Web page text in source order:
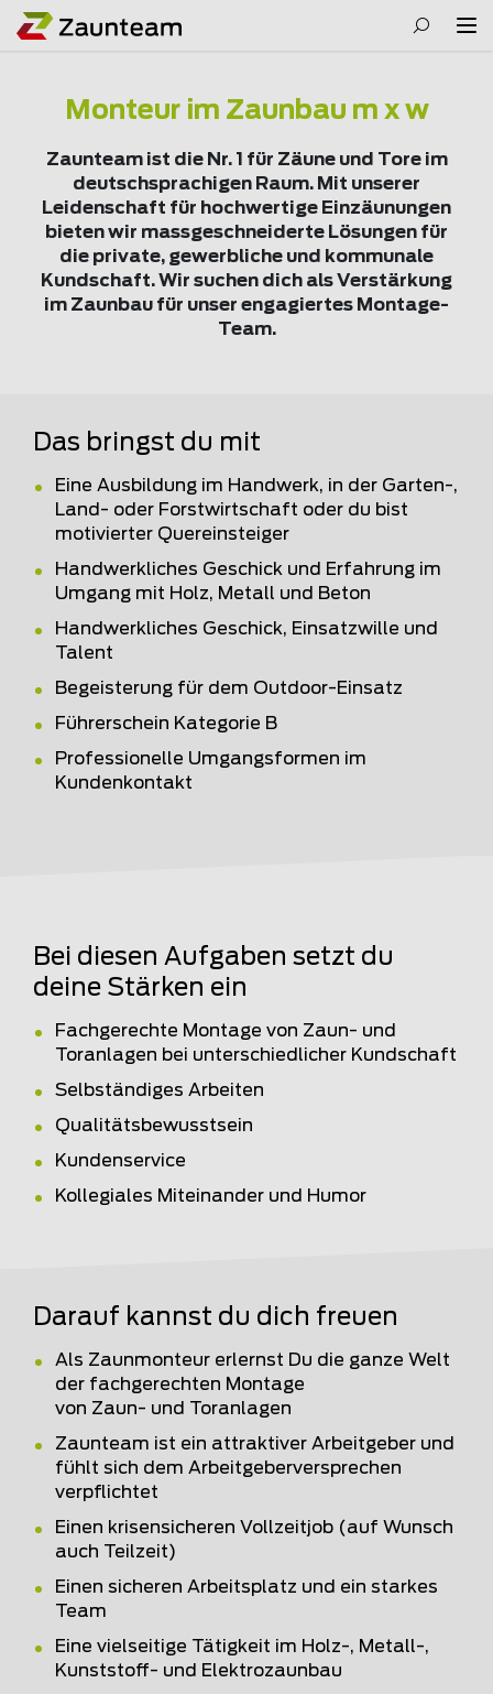
Monteur im Zaunbau m x w
Zaunteam ist die Nr. 1 für Zäune und Tore im
deutschsprachigen Raum. Mit unserer
Leidenschaft für hochwertige Einzäunungen
bieten wir massgeschneiderte Lösungen für
die private, gewerbliche und kommunale
Kundschaft. Wir suchen dich als Verstärkung
im Zaunbau für unser engagiertes Montage-
Team.
Das bringst du mit
Eine Ausbildung im Handwerk, in der Garten-,
Land- oder Forstwirtschaft oder du bist
motivierter Quereinsteiger
Handwerkliches Geschick und Erfahrung im
Umgang mit Holz, Metall und Beton
Handwerkliches Geschick, Einsatzwille und
Talent
Begeisterung für dem Outdoor-Einsatz
Führerschein Kategorie B
Professionelle Umgangsformen im
Kundenkontakt
Bei diesen Aufgaben setzt du
deine Stärken ein
Fachgerechte Montage von Zaun- und
Toranlagen bei unterschiedlicher Kundschaft
Selbständiges Arbeiten
Qualitätsbewusstsein
Kundenservice
Kollegiales Miteinander und Humor
Darauf kannst du dich freuen
Als Zaunmonteur erlernst Du die ganze Welt
der fachgerechten Montage
von Zaun- und Toranlagen
Zaunteam ist ein attraktiver Arbeitgeber und
fühlt sich dem Arbeitgeberversprechen
verpflichtet
Einen krisensicheren Vollzeitjob (auf Wunsch
auch Teilzeit)
Einen sicheren Arbeitsplatz und ein starkes
Team
Eine vielseitige Tätigkeit im Holz-, Metall-,
Kunststoff- und Elektrozaunbau